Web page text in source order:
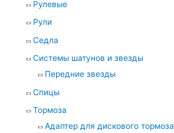
Рулевые
Рули
Седла
Системы шатунов и звезды
Передние звезды
Спицы
Тормоза
Адаптер для дискового тормоза